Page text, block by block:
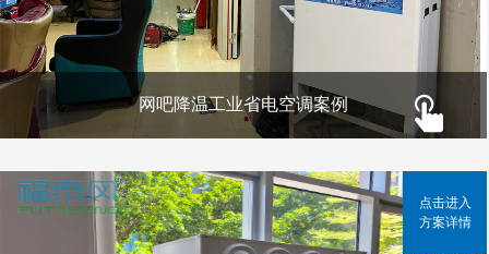
网吧降温工业省电空调案例
点击进入
方案详情